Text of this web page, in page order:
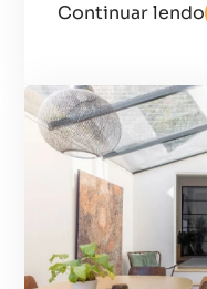
Continuar lendo